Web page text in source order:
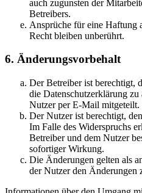
auch zugunsten der
Betreibers.
Ansprüche für eine Haftung
Recht bleiben unberührt.
6. Änderungsvorbehalt
Der Betreiber ist berechtigt,
die Datenschutzerklärung
Nutzer per E-Mail mitgeteilt.
Der Nutzer ist berechtigt,
Im Falle des Widerspruchs
Betreiber und dem Nutzer
sofortiger Wirkung.
Die Änderungen gelten als
der Nutzer den Änderungen